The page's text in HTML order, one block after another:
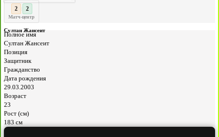
3 : 2
Матч-центр
Султан Жансеит
Полное имя
Султан Жансеит
Позиция
Защитник
Гражданство
Дата рождения
29.03.2003
Возраст
23
Рост (см)
183 см